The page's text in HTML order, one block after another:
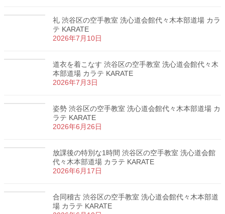
礼 渋谷区の空手教室 洗心道会館代々木本部道場 カラ
テ KARATE
2026年7月10日
道衣を着こなす 渋谷区の空手教室 洗心道会館代々木
本部道場 カラテ KARATE
2026年7月3日
姿勢 渋谷区の空手教室 洗心道会館代々木本部道場 カ
ラテ KARATE
2026年6月26日
放課後の特別な1時間 渋谷区の空手教室 洗心道会館
代々木本部道場 カラテ KARATE
2026年6月17日
合同稽古 渋谷区の空手教室 洗心道会館代々木本部道
場 カラテ KARATE